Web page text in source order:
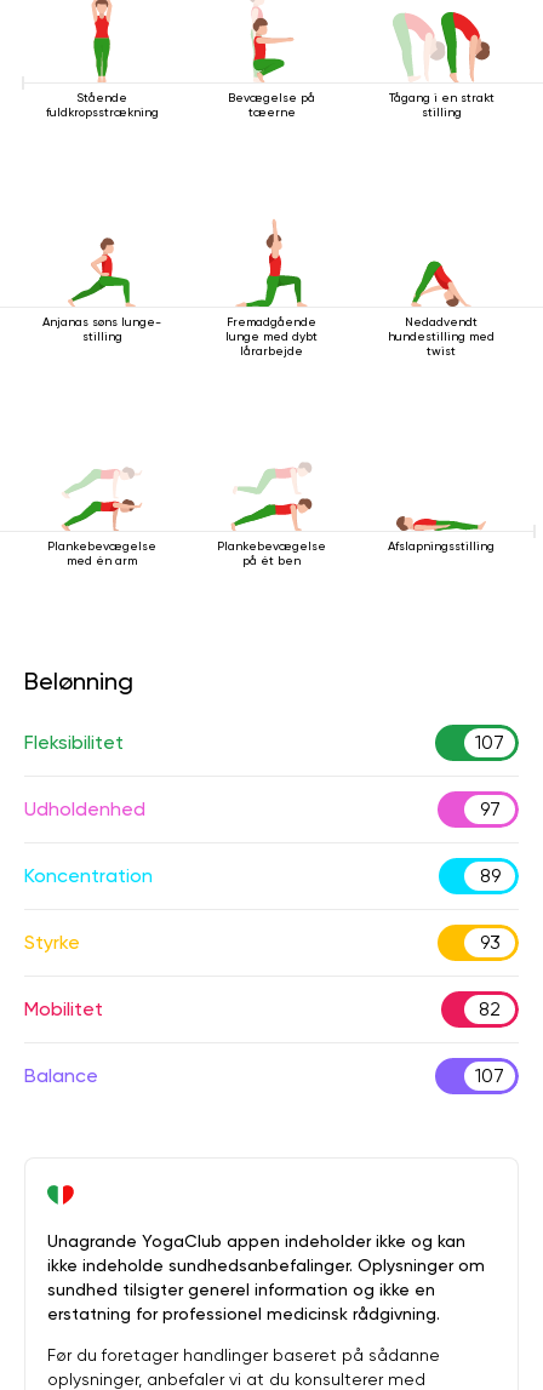
Stående
fuldkropsstrækning
Bevægelse på
tæerne
Tågang i en strakt
stilling
Anjanas søns lunge-
stilling
Fremadgående
lunge med dybt
lårarbejde
Nedadvendt
hundestilling med
twist
Plankebevægelse
med én arm
Plankebevægelse
på ét ben
Afslapningsstilling
Belønning
Fleksibilitet 107
Udholdenhed 97
Koncentration 89
Styrke 93
Mobilitet 82
Balance 107
Unagrande YogaClub appen indeholder ikke og kan
ikke indeholde sundhedsanbefalinger. Oplysninger om
sundhed tilsigter generel information og ikke en
erstatning for professionel medicinsk rådgivning.
Før du foretager handlinger baseret på sådanne
oplysninger, anbefaler vi at du konsulterer med